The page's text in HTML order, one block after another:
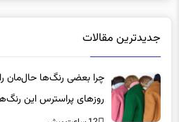
جدیدترین مقالات
چرا بعضی رنگ‌ها حال‌مان
روزهای پراسترس این